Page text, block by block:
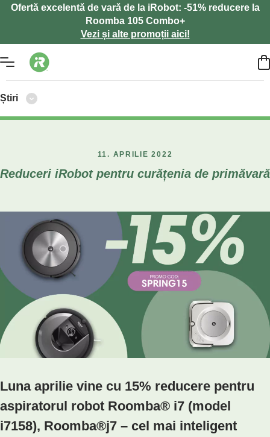
Ofertă excelentă de vară de la iRobot: -51% reducere la
Roomba 105 Combo+
Vezi și alte promoții aici!
Știri
11. APRILIE 2022
Reduceri iRobot pentru curățenia de primăvară
Luna aprilie vine cu 15% reducere pentru
aspiratorul robot Roomba® i7 (model
i7158), Roomba®j7 – cel mai inteligent